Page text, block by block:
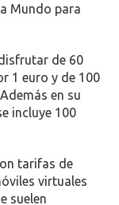
Mundo para
de 60
1 euro y de 100
en su
incluye 100
tarifas de
virtuales
suelen